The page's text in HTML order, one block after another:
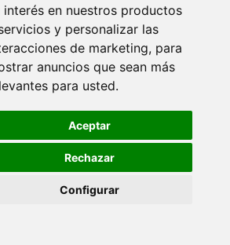
interés en nuestros productos
y personalizar las
de marketing, para
anuncios que sean más
para usted.
Aceptar
Rechazar
Configurar
De Cremallera
90Cm